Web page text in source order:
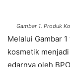
Gambar 1. Produk
Melalui Gambar
kosmetik
edarnya oleh